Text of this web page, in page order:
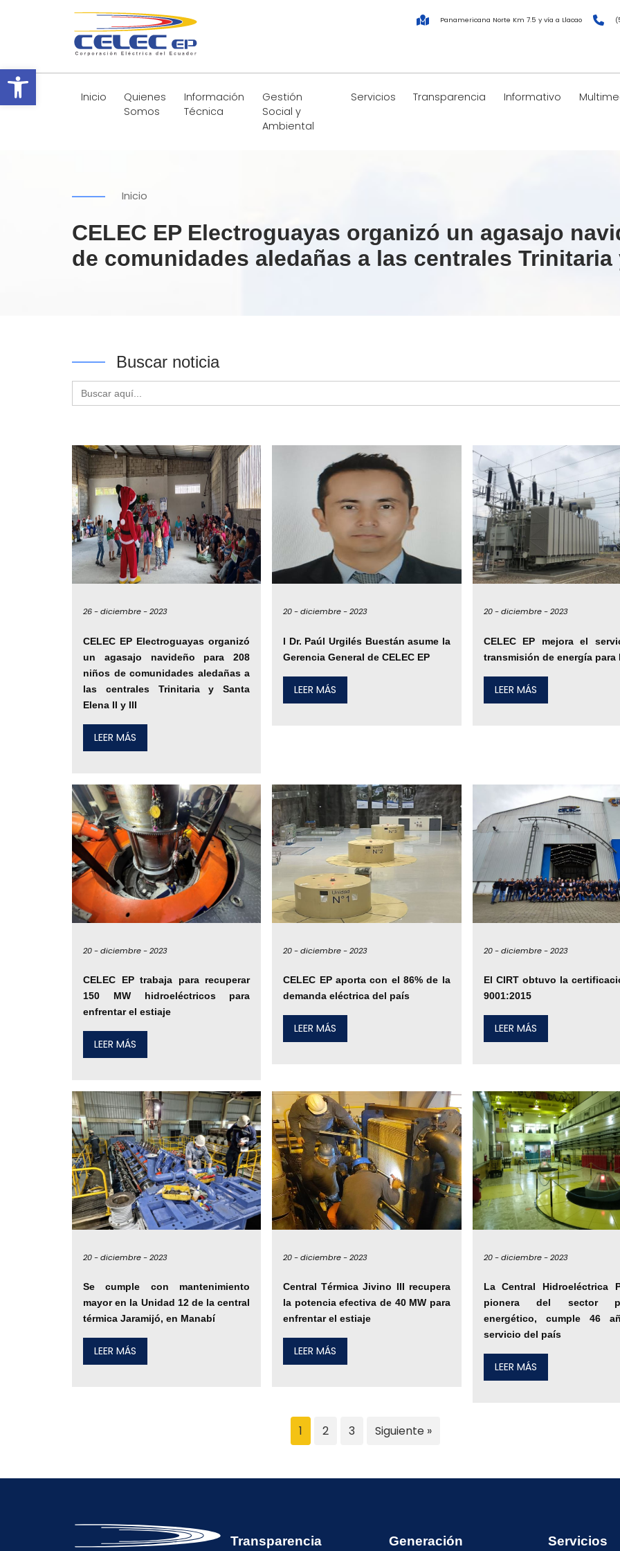
Abrir barra de herramientas
Panamericana Norte Km 7.5 y vía a Llacao
Inicio
Quienes
Somos
Información
Técnica
Gestión
Social y
Ambiental
Servicios Transparencia Informativo
Inicio
CELEC EP Electroguayas organizó un agasajo
de comunidades aledañas a las centrales Trinitaria
Buscar noticia
Buscar:
26 -diciembre -2023
CELEC EP Electroguayas organizó
un agasajo navideño para 208
niños de comunidades aledañas a
las centrales Trinitaria y Santa
Elena II y III
LEER MÁS
20 - diciembre - 2023
l Dr. Paúl Urgilés Buestán asume la
Gerencia General de CELEC EP
LEER MÁS
20 - diciembre - 2023
CELEC EP mejora el
transmisión de energía para
LEER MÁS
20 -diciembre -2023
CELEC EP trabaja para recuperar
150 MW hidroeléctricos para
enfrentar el estiaje
LEER MÁS
20 - diciembre - 2023
CELEC EP aporta con el 86% de la
demanda eléctrica del país
LEER MÁS
20 - diciembre - 2023
El CIRT obtuvo la
9001:2015
LEER MÁS
20 -diciembre -2023
Se cumple con mantenimiento
mayor en la Unidad 12 de la central
térmica Jaramijó, en Manabí
LEER MÁS
20 - diciembre - 2023
Central Térmica Jivino III recupera
la potencia efectiva de 40 MW para
enfrentar el estiaje
LEER MÁS
20 - diciembre - 2023
La Central Hidroeléctrica
pionera del sector
energético, cumple 46
servicio del país
LEER MÁS
1 2 3 Siguiente »
Transparencia Generación Servicios